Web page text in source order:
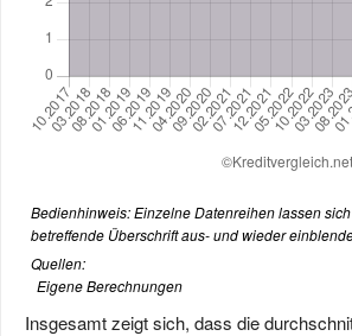
Bedienhinweis: Einzelne Datenreihen lassen
betreffende Überschrift aus- und wieder
Quellen:
Eigene Berechnungen
Insgesamt zeigt sich, dass die